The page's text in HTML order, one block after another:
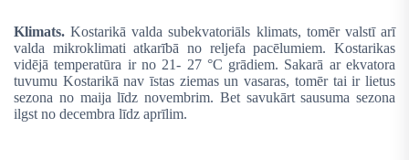
Klimats.Kostarikā valda subekvatoriāls klimats, tomēr valstī arī
valda mikroklimati atkarībā no reljefa pacēlumiem. Kostarikas
vidējā temperatūra ir no 21- 27 °C grādiem. Sakarā ar ekvatora
tuvumu Kostarikā nav īstas ziemas un vasaras, tomēr tai ir lietus
sezona no maija līdz novembrim. Bet savukārt sausuma sezona
ilgst no decembra līdz aprīlim.